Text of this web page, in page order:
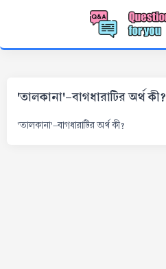
'তালকানা'-বাগধারাটির অর্থ কী?
'তালকানা'-বাগধারাটির অর্থ কী?